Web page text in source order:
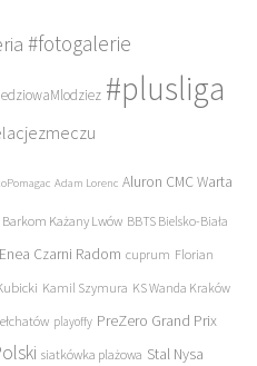
#fotogalerie
#plusliga
Adam Lorenc Aluron CMC Warta
Barkom Każany Lwów BBTS Bielsko-Biała
Czarni Radom cuprum Florian
Kamil Szymura KS Wanda Kraków
playoffy PreZero Grand Prix
siatkówka plażowa Stal Nysa